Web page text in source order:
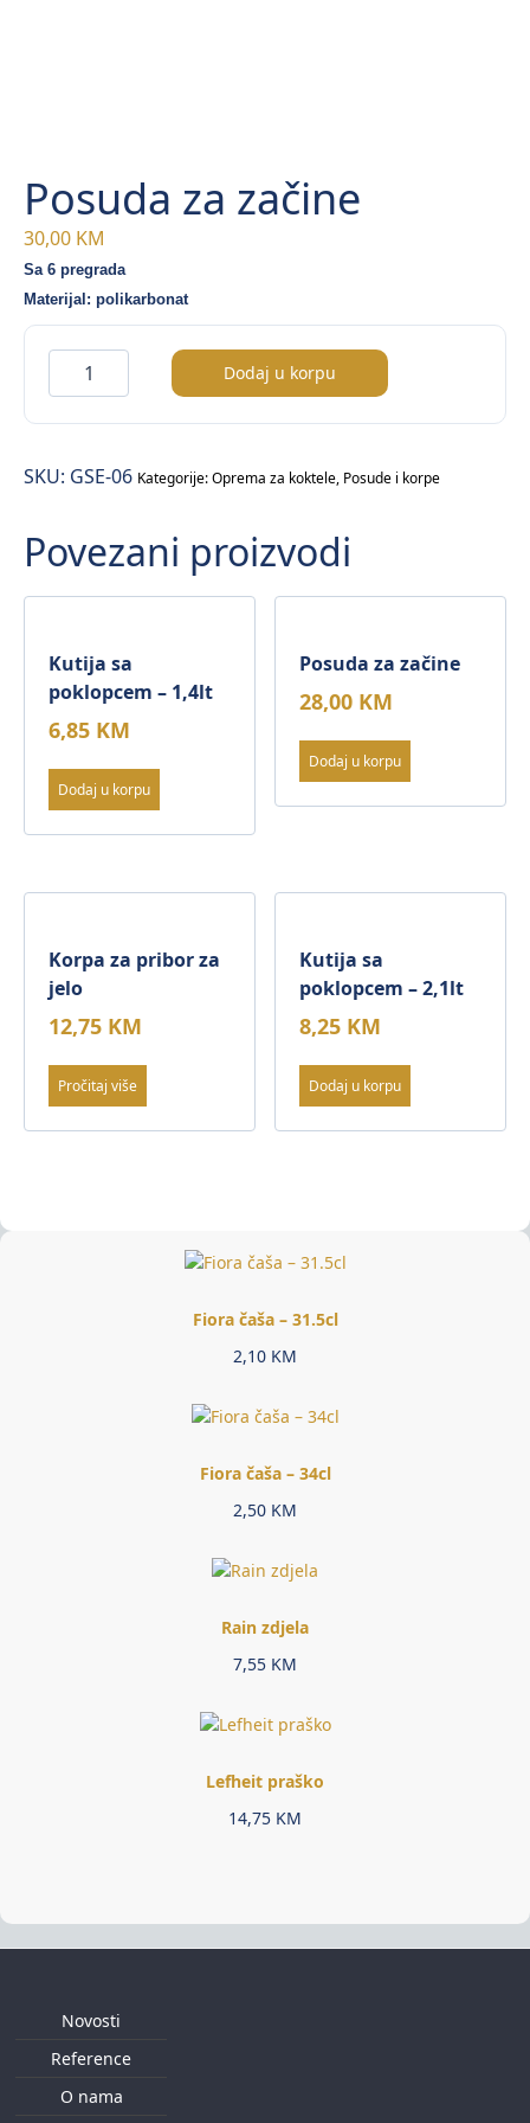
Posuda za začine
30,00 KM
Sa 6 pregrada
Materijal: polikarbonat
Posuda
za
začine
Dodaj u korpu
SKU: GSE-06 Kategorije:Oprema za koktele, Posude i korpe
Povezani proizvodi
Kutija sa
poklopcem – 1,4lt
6,85 KM
Dodaj u korpu
Posuda za začine
28,00 KM
Dodaj u korpu
Korpa za pribor za
jelo
12,75 KM
Pročitaj više
Kutija sa
poklopcem – 2,1lt
8,25 KM
Dodaj u korpu
Fiora čaša – 31.5cl
2,10 KM
Fiora čaša – 34cl
2,50 KM
Rain zdjela
7,55 KM
Lefheit praško
14,75 KM
Novosti
Reference
O nama